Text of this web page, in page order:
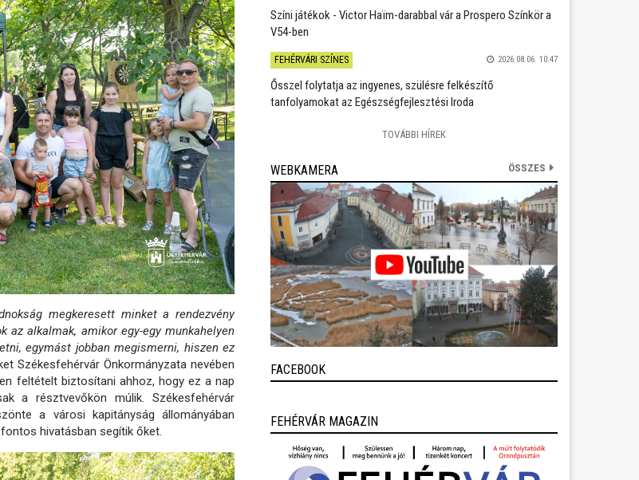
megkeresett minket a rendezvény
az alkalmak, amikor egy-egy munkahelyen
egymást jobban megismerni, hiszen ez
Székesfehérvár Önkormányzata nevében
feltételt biztosítani ahhoz, hogy ez a nap
a résztvevőkön múlik. Székesfehérvár
a városi kapitányság állományában
hivatásban segítik őket.
Színi játékok - Victor Haïm-darabbal vár a Prospero Színkör a
V54-ben
FEHÉRVÁRI SZÍNES 2026.08.06. 10:47
Ősszel folytatja az ingyenes, szülésre felkészítő
tanfolyamokat az Egészségfejlesztési Iroda
TOVÁBBI HÍREK
WEBKAMERA ÖSSZES
FACEBOOK
FEHÉRVÁR MAGAZIN